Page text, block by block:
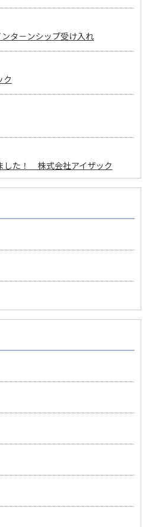
タ－ンシップ受け入れ
ク
した！ 株式会社アイザック